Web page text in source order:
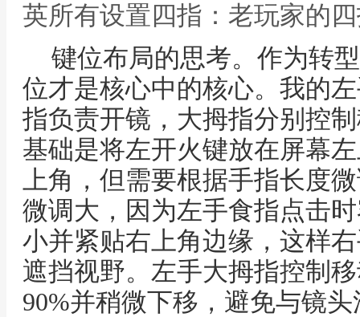
英所有设置四指：老玩家的
键位布局的思考。作为转
位才是核心中的核心。我的
指负责开镜，大拇指分别控
基础是将左开火键放在屏幕
上角，但需要根据手指长度
微调大，因为左手食指点击
小并紧贴右上角边缘，这样
遮挡视野。左手大拇指控制
90%并稍微下移，避免与镜